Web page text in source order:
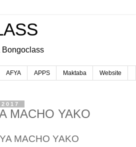
Bongoclass
AFYA APPS Maktaba Website
MACHO YAKO
MACHO YAKO